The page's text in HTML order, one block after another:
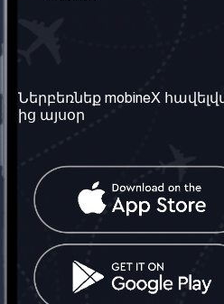
Մեր մասին
Մեր ծառայությունները
Կապ մեզ հետ
Միացյալ
Թագավորություն: Մենք
գործընկեր ենք
Ներբեռնեք mobineX
ից այսօր